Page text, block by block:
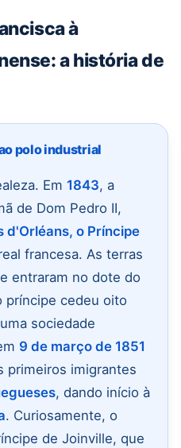
à
a história de
polo industrial
Em 1843, a
de Dom Pedro II,
d'Orléans, o Príncipe
francesa. As terras
entraram no dote do
príncipe cedeu oito
sociedade
9 de março de 1851
primeiros imigrantes
, dando início à
. Curiosamente, o
de Joinville, que